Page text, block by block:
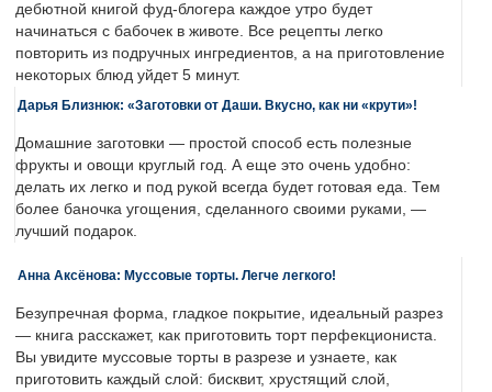
дебютной книгой фуд-блогера каждое утро будет
начинаться с бабочек в животе. Все рецепты легко
повторить из подручных ингредиентов, а на приготовление
некоторых блюд уйдет 5 минут.
Дарья Близнюк: «Заготовки от Даши. Вкусно, как ни «крути»!
Домашние заготовки — простой способ есть полезные
фрукты и овощи круглый год. А еще это очень удобно:
делать их легко и под рукой всегда будет готовая еда. Тем
более баночка угощения, сделанного своими руками, —
лучший подарок.
Анна Аксёнова: Муссовые торты. Легче легкого!
Безупречная форма, гладкое покрытие, идеальный разрез
— книга расскажет, как приготовить торт перфекциониста.
Вы увидите муссовые торты в разрезе и узнаете, как
приготовить каждый слой: бисквит, хрустящий слой,